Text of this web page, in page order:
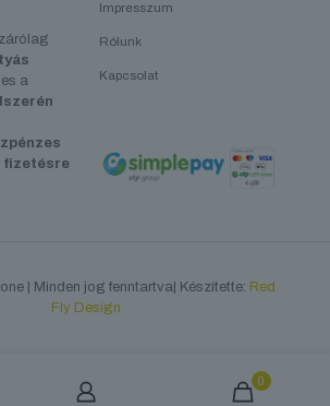
a
fizetésre
Impresszum
Rólunk
Kapcsolat
| Minden jog fenntartva| Készítette: Red
Fly Design
0